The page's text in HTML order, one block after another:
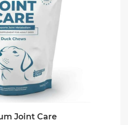
Joint Care